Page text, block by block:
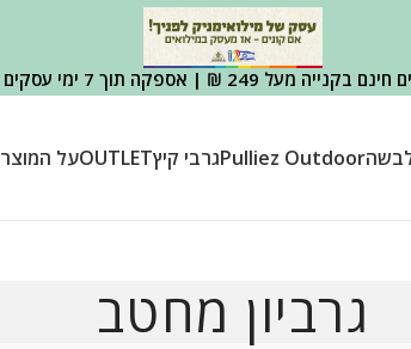
מעל 249 ₪ | אספקה תוך 7 ימי עסקים
Pulliez Outdoorגרבי קיץOUTLETעל המוצר
גרביון מחטב